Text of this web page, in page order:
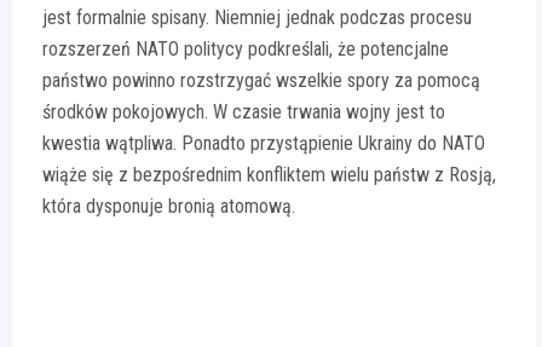
jest formalnie spisany. Niemniej jednak podczas procesu
rozszerzeń NATO politycy podkreślali, że potencjalne
państwo powinno rozstrzygać wszelkie spory za pomocą
środków pokojowych. W czasie trwania wojny jest to
kwestia wątpliwa. Ponadto przystąpienie Ukrainy do NATO
wiąże się z bezpośrednim konfliktem wielu państw z Rosją,
która dysponuje bronią atomową.